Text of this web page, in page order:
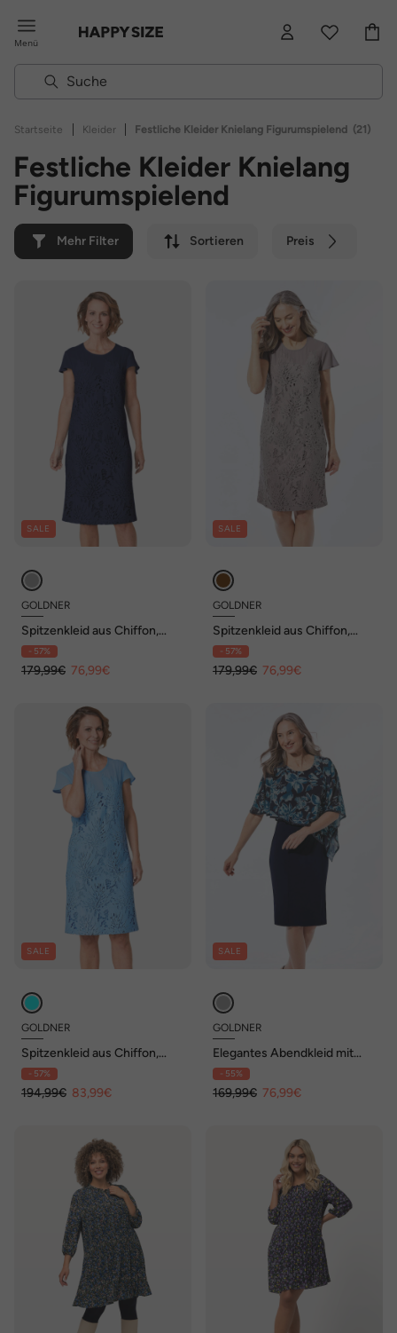
Menü
Startseite | Kleider | Festliche Kleider Knielang Figurumspielend (21)
Festliche Kleider Knielang
Figurumspielend
Mehr Filter Sortieren Preis
SALE
GOLDNER
Spitzenkleid aus Chiffon,
Flügelärmeln
- 57%
179,99€ 76,99€
SALE
GOLDNER
Spitzenkleid aus Chiffon,
Flügelärmeln
- 57%
179,99€ 76,99€
SALE
GOLDNER
Spitzenkleid aus Chiffon,
Flügelärmeln
- 57%
194,99€ 83,99€
SALE
GOLDNER
Elegantes Abendkleid mit
Pailletten
- 55%
169,99€ 76,99€